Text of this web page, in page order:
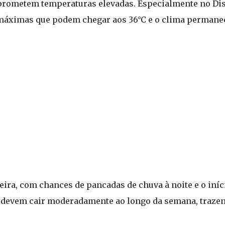
temperaturas elevadas. Especialmente no
que podem chegar aos 36°C e o clima
com chances de pancadas de chuva à noite e o
cair moderadamente ao longo da semana,